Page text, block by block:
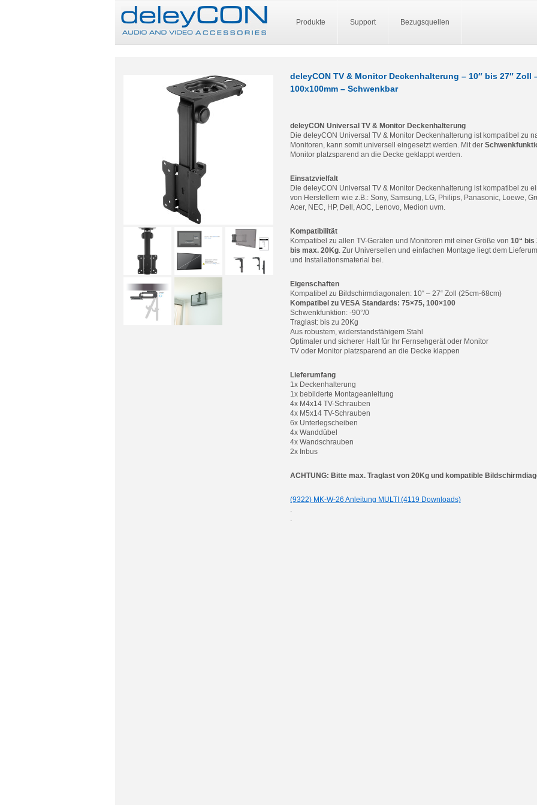
Produkte Support Bezugsquellen
deleyCON TV & Monitor Deckenhalterung – 10″ bis 27″ Zoll
100x100mm – Schwenkbar
deleyCON Universal TV & Monitor Deckenhalterung
Die deleyCON Universal TV & Monitor Deckenhalterung ist kompatibel zu
Monitoren, kann somit universell eingesetzt werden. Mit der
Monitor platzsparend an die Decke geklappt werden.
Einsatzvielfalt
Die deleyCON Universal TV & Monitor Deckenhalterung ist kompatibel zu
von Herstellern wie z.B.: Sony, Samsung, LG, Philips, Panasonic, Loewe,
Acer, NEC, HP, Dell, AOC, Lenovo, Medion uvm.
Kompatibilität
Kompatibel zu allen TV-Geräten und Monitoren mit einer Größe von 10“ bis
bis max. 20Kg. Zur Universellen und einfachen Montage liegt dem
und Installationsmaterial bei.
Eigenschaften
Kompatibel zu Bildschirmdiagonalen: 10“ – 27“ Zoll (25cm-68cm)
Kompatibel zu VESA Standards: 75×75, 100×100
Schwenkfunktion: -90°/0
Traglast: bis zu 20Kg
Aus robustem, widerstandsfähigem Stahl
Optimaler und sicherer Halt für Ihr Fernsehgerät oder Monitor
TV oder Monitor platzsparend an die Decke klappen
Lieferumfang
1x Deckenhalterung
1x bebilderte Montageanleitung
4x M4x14 TV-Schrauben
4x M5x14 TV-Schrauben
6x Unterlegscheiben
4x Wanddübel
4x Wandschrauben
2x Inbus
ACHTUNG: Bitte max. Traglast von 20Kg und kompatible
(9322) MK-W-26 Anleitung MULTI (4119 Downloads)
.
.